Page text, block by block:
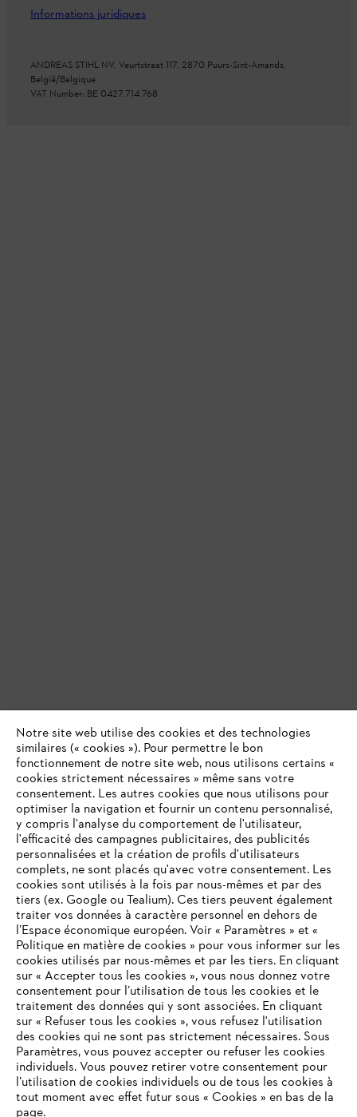
Informations juridiques
ANDREAS STIHL NV, Veurtstraat 117, 2870 Puurs-Sint-Amands,
België/Belgique
VAT Number: BE 0427.714.768
VOTRE NAVIGATEUR INTERNET
N'EST PLUS PRIS EN CHARGE
Vous utilisez un navigateur Internet que nous ne prenons plus
en charge, et certaines fonctionnalités de notre site ne
peuvent fonctionner correctement. Pour une utilisation
Notre site web utilise des cookies et des technologies
similaires (« cookies »). Pour permettre le bon
fonctionnement de notre site web, nous utilisons certains «
cookies strictement nécessaires » même sans votre
consentement. Les autres cookies que nous utilisons pour
optimiser la navigation et fournir un contenu personnalisé,
y compris l'analyse du comportement de l'utilisateur,
l'efficacité des campagnes publicitaires, des publicités
personnalisées et la création de profils d'utilisateurs
complets, ne sont placés qu'avec votre consentement. Les
cookies sont utilisés à la fois par nous-mêmes et par des
tiers (ex. Google ou Tealium). Ces tiers peuvent également
traiter vos données à caractère personnel en dehors de
l’Espace économique européen. Voir « Paramètres » et «
Politique en matière de cookies » pour vous informer sur les
cookies utilisés par nous-mêmes et par les tiers. En cliquant
sur « Accepter tous les cookies », vous nous donnez votre
consentement pour l’utilisation de tous les cookies et le
traitement des données qui y sont associées. En cliquant
sur « Refuser tous les cookies », vous refusez l'utilisation
des cookies qui ne sont pas strictement nécessaires. Sous
Paramètres, vous pouvez accepter ou refuser les cookies
individuels. Vous pouvez retirer votre consentement pour
l’utilisation de cookies individuels ou de tous les cookies à
tout moment avec effet futur sous « Cookies » en bas de la
page.